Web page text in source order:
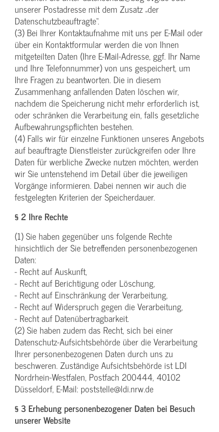
unserer Postadresse mit dem Zusatz „der
Datenschutzbeauftragte“.
(3) Bei Ihrer Kontaktaufnahme mit uns per E-Mail oder
über ein Kontaktformular werden die von Ihnen
mitgeteilten Daten (Ihre E-Mail-Adresse, ggf. Ihr Name
und Ihre Telefonnummer) von uns gespeichert, um
Ihre Fragen zu beantworten. Die in diesem
Zusammenhang anfallenden Daten löschen wir,
nachdem die Speicherung nicht mehr erforderlich ist,
oder schränken die Verarbeitung ein, falls gesetzliche
Aufbewahrungspflichten bestehen.
(4) Falls wir für einzelne Funktionen unseres Angebots
auf beauftragte Dienstleister zurückgreifen oder Ihre
Daten für werbliche Zwecke nutzen möchten, werden
wir Sie untenstehend im Detail über die jeweiligen
Vorgänge informieren. Dabei nennen wir auch die
festgelegten Kriterien der Speicherdauer.
§ 2 Ihre Rechte
(1) Sie haben gegenüber uns folgende Rechte
hinsichtlich der Sie betreffenden personenbezogenen
Daten:
- Recht auf Auskunft,
- Recht auf Berichtigung oder Löschung,
- Recht auf Einschränkung der Verarbeitung,
- Recht auf Widerspruch gegen die Verarbeitung,
- Recht auf Datenübertragbarkeit.
(2) Sie haben zudem das Recht, sich bei einer
Datenschutz-Aufsichtsbehörde über die Verarbeitung
Ihrer personenbezogenen Daten durch uns zu
beschweren. Zuständige Aufsichtsbehörde ist LDI
Nordrhein-Westfalen, Postfach 200444, 40102
Düsseldorf, E-Mail: poststelle@ldi.nrw.de
§ 3 Erhebung personenbezogener Daten bei Besuch
unserer Website